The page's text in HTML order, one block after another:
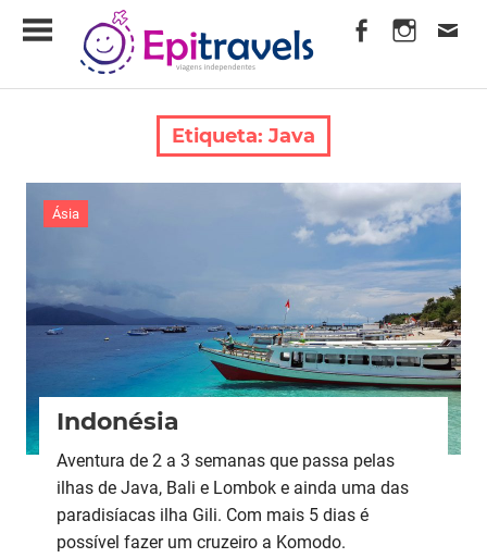
EpiTravels
Viagens
Independentes
Etiqueta: Java
Ásia
Indonésia
Aventura de 2 a 3 semanas que passa pelas
ilhas de Java, Bali e Lombok e ainda uma das
paradisíacas ilha Gili. Com mais 5 dias é
possível fazer um cruzeiro a Komodo.